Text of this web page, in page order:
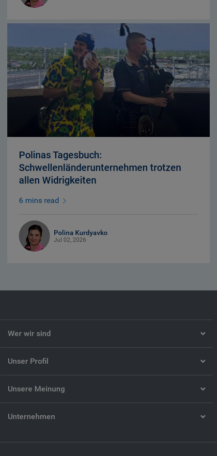
Polinas Tagesbuch:
Schwellenländerunternehmen trotzen
allen Widrigkeiten
6 mins read
Polina Kurdyavko
Jul 02, 2026
Wer wir sind
Unser Profil
Unsere Meinung
Unternehmen